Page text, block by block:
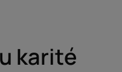
karité